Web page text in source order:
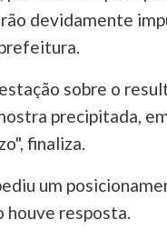
devidamente
sobre o
precipitada,
finaliza.
um
houve resposta.